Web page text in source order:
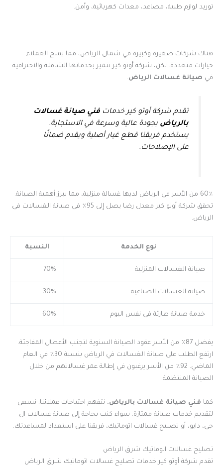
توريد لوازم طبية، مصاعد، معدات كهربائية، وأمن.
هناك شركات صغيرة وكبيرة في شمال الرياض، مما يمنح العملاء
خيارات متعددة. لكن، شركة أوتو كير تتميز بخدماتها الشاملة والاحترافية
في صيانة غسالات الرياض.
تقدم شركة أوتو كير خدماتفني صيانة غسالات
بالرياض بجودة عالية وسرعة في الاستجابة.
يستخدم فريقنا قطع غيار أصلية ويقدم ضمانًا
على الإصلاحات.
60٪ من الأسر في الرياض لديها غسالة منزلية، مما يبرز أهمية الصيانة.
تحقق شركة أوتو كير معدل رضا يصل إلى 95٪ في صيانة الغسالات في
الرياض.
نوع الخدمة النسبة
صيانة الغسالات المنزلية 70%
صيانة الغسالات الصناعية 30%
خدمة صيانة طارئة في نفس اليوم 60%
يفضل 87٪ من الأسر عقود الصيانة السنوية لتجنب الأعطال المفاجئة.
ارتفع الطلب على صيانة الغسالات في الرياض بنسبة 30٪ في العام
الماضي. 92٪ من الأسر يرغبون في إطالة عمر غسالاتهم من خلال
الصيانة المنتظمة.
كما فني صيانة غسالات بالرياض، نتفهم احتياجات عملائنا. نسعى
لتقديم خدمات صيانة ممتازة. سواء كنت بحاجة إلى صيانة غسالات ال
جي، دايو، أو تصليح غسالات اتوماتيك، فريقنا على استعداد لمساعدتك.
تصليح غسالات اتوماتيك شرق الرياض
تقدم شركة أوتو كير خدمات تصليح غسالات اتوماتيك شرق الرياض